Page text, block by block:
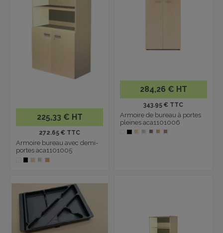
225,33 € HT
272.65 € TTC
Armoire bureau avec demi-
portes aca1101005
284,26 € HT
343.95 € TTC
Armoire de bureau à portes
pleines aca1101006